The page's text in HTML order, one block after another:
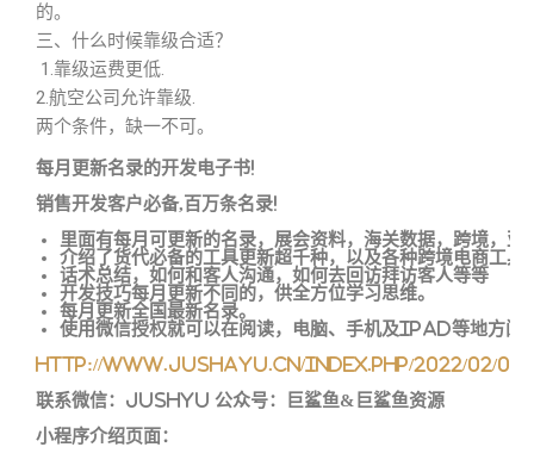
的。
三、什么时候靠级合适？
1.靠级运费更低.
2.航空公司允许靠级.
两个条件，缺一不可。
每月更新名录的开发电子书!
销售开发客户必备,百万条名录!
里面有每月可更新的名录，展会资料，海关数据，跨境，亚
介绍了货代必备的工具更新超千种，以及各种跨境电商工具
话术总结，如何和客人沟通，如何去回访拜访客人等等
开发技巧每月更新不同的，供全方位学习思维。
每月更新全国最新名录。
使用微信授权就可以在阅读，电脑、手机及ipad等地方阅
http://www.jushayu.cn/index.php/2022/02/
联系微信：JUSHYU 公众号：巨鲨鱼&巨鲨鱼资源
小程序介绍页面：